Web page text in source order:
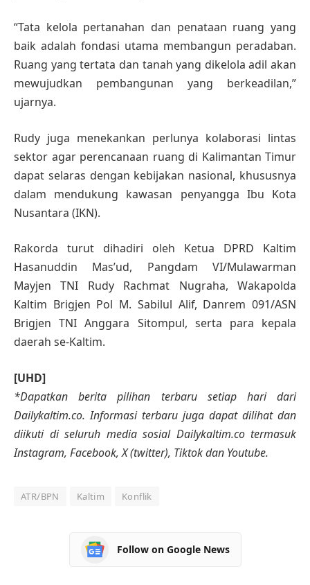
“Tata kelola pertanahan dan penataan ruang yang
baik adalah fondasi utama membangun peradaban.
Ruang yang tertata dan tanah yang dikelola adil akan
mewujudkan pembangunan yang berkeadilan,”
ujarnya.
Rudy juga menekankan perlunya kolaborasi lintas
sektor agar perencanaan ruang di Kalimantan Timur
dapat selaras dengan kebijakan nasional, khususnya
dalam mendukung kawasan penyangga Ibu Kota
Nusantara (IKN).
Rakorda turut dihadiri oleh Ketua DPRD Kaltim
Hasanuddin Mas’ud, Pangdam VI/Mulawarman
Mayjen TNI Rudy Rachmat Nugraha, Wakapolda
Kaltim Brigjen Pol M. Sabilul Alif, Danrem 091/ASN
Brigjen TNI Anggara Sitompul, serta para kepala
daerah se-Kaltim.
[UHD]
*Dapatkan berita pilihan terbaru setiap hari dari
Dailykaltim.co. Informasi terbaru juga dapat dilihat dan
diikuti di seluruh media sosial Dailykaltim.co termasuk
Instagram, Facebook, X (twitter), Tiktok dan Youtube.
ATR/BPN Kaltim Konflik
Follow on Google News